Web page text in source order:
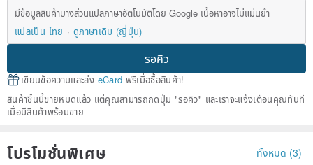
มีข้อมูลสินค้าบางส่วนแปลภาษาอัตโนมัติโดย Google เนื้อหาอาจไม่แม่นยำ
แปลเป็น ไทย
ดูภาษาเดิม (ญี่ปุ่น)
รอคิว
เขียนข้อความและส่ง eCard ฟรีเมื่อซื้อสินค้า!
สินค้าชิ้นนี้ขายหมดแล้ว แต่คุณสามารถกดปุ่ม "รอคิว" และเราจะแจ้งเตือนคุณทันที
เมื่อมีสินค้าพร้อมขาย
โปรโมชั่นพิเศษ ทั้งหมด (3)